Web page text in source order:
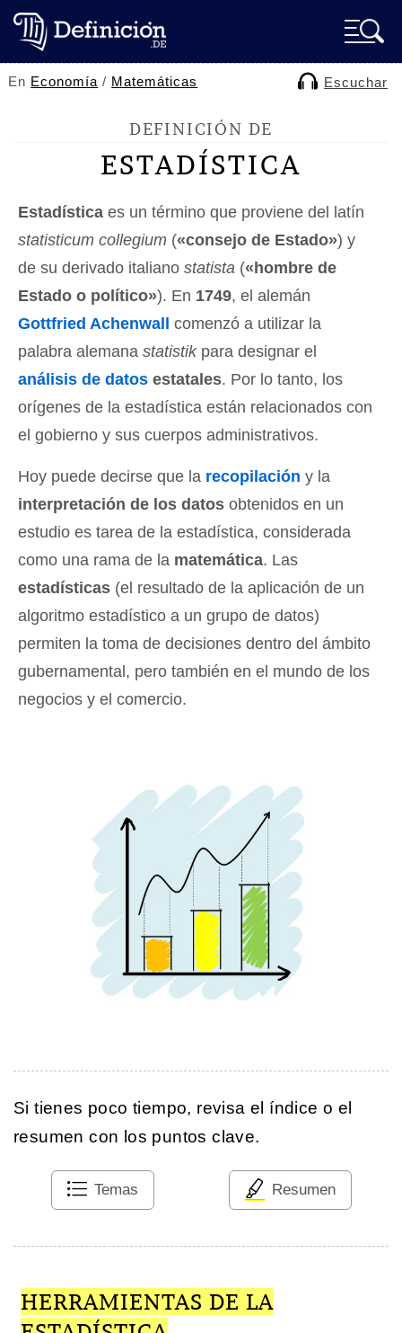
En Economía / Matemáticas Escuchar
DEFINICIÓN DE
ESTADÍSTICA
Estadística es un término que proviene del latín
statisticum collegium («consejo de Estado») y
de su derivado italiano statista («hombre de
Estado o político»). En 1749, el alemán
Gottfried Achenwall
comenzó a utilizar la
palabra alemana statistikpara designar el
análisis de datos estatales. Por lo tanto, los
orígenes de la estadística están relacionados con
el gobierno y sus cuerpos administrativos.
Hoy puede decirse que la recopilación y la
interpretación de los datos obtenidos en un
estudio es tarea de la estadística, considerada
como una rama de la matemática. Las
estadísticas (el resultado de la aplicación de un
algoritmo estadístico a un grupo de datos)
permiten la toma de decisiones dentro del ámbito
gubernamental, pero también en el mundo de los
negocios y el comercio.
Si tienes poco tiempo, revisa el índice o el
resumen con los puntos clave.
Temas Resumen
HERRAMIENTAS DE LA